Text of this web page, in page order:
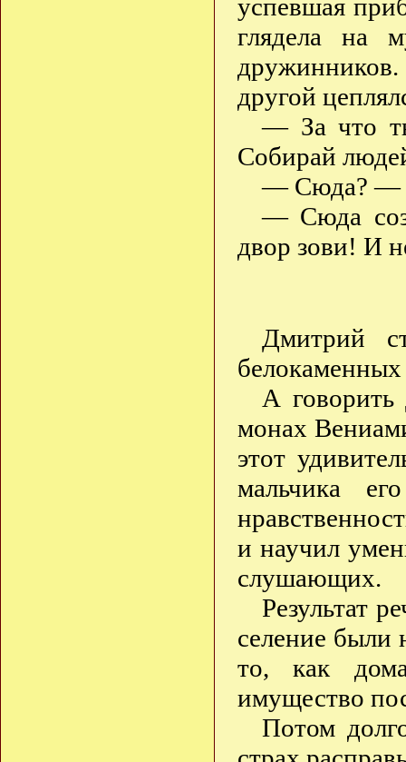
успевшая
глядела на
дружинников.
другой
— За что
Собирай
— Сюда? —
— Сюда
двор зови! И
Дмитрий
белокаменных
А говорить
монах
этот
мальчика
и научил
слушающих.
Результат
селение были
то, как
имущество
Потом